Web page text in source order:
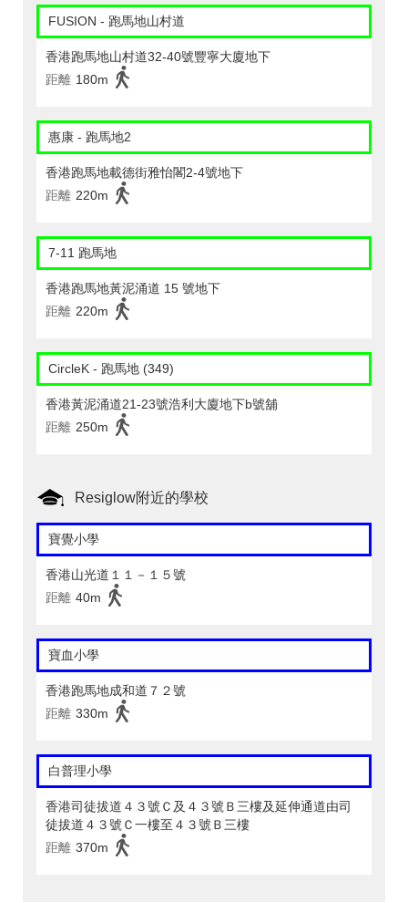
FUSION - 跑馬地山村道
香港跑馬地山村道32-40號豐寧大廈地下
距離 180m
惠康 - 跑馬地2
香港跑馬地載德街雅怡閣2-4號地下
距離 220m
7-11 跑馬地
香港跑馬地黃泥涌道 15 號地下
距離 220m
CircleK - 跑馬地 (349)
香港黃泥涌道21-23號浩利大廈地下b號舖
距離 250m
Resiglow附近的學校
寶覺小學
香港山光道１１－１５號
距離 40m
寶血小學
香港跑馬地成和道７２號
距離 330m
白普理小學
香港司徒拔道４３號Ｃ及４３號Ｂ三樓及延伸通道由司
徒拔道４３號Ｃ一樓至４３號Ｂ三樓
距離 370m